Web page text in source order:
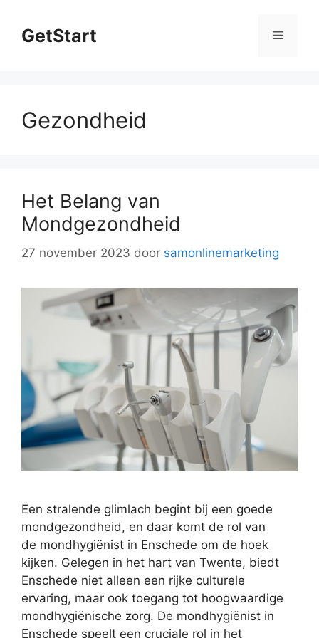
GetStart Menu
Gezondheid
Het Belang van
Mondgezondheid
27 november 2023 door samonlinemarketing
Een stralende glimlach begint bij een goede
mondgezondheid, en daar komt de rol van
de mondhygiënist in Enschede om de hoek
kijken. Gelegen in het hart van Twente, biedt
Enschede niet alleen een rijke culturele
ervaring, maar ook toegang tot hoogwaardige
mondhygiënische zorg. De mondhygiënist in
Enschede speelt een cruciale rol in het